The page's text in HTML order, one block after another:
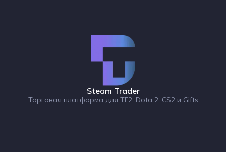
Steam Trader
Торговая платформа для TF2, Dota 2, CS2 и Gifts